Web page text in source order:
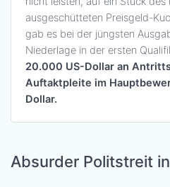
ausgeschütteten Preisgeld-
gab es bei der jüngsten
Niederlage in der ersten
20.000 US-Dollar an
Auftaktpleite im
Dollar.
Absurder Politstreit